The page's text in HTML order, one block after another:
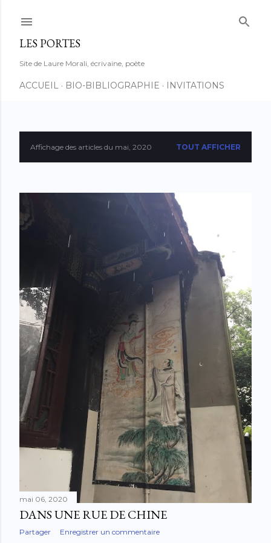
LES PORTES
Site de Laure Morali, écrivaine, poète
ACCUEIL BIO-BIBLIOGRAPHIE INVITATIONS
A
i
e
s
Affichage des articles du mai, 2020 TOUT AFFICHER
mai 06, 2020
DANS UNE RUE DE CHINE
Partager Enregistrer un commentaire